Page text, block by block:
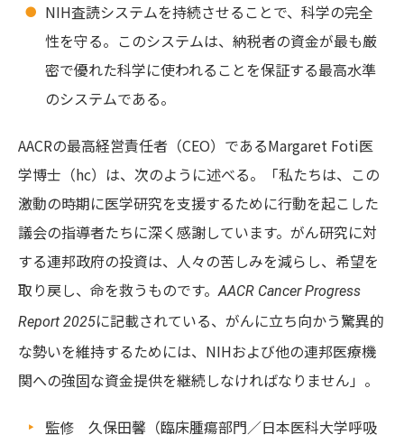
NIH査読システムを持続させることで、科学の完全
性を守る。このシステムは、納税者の資金が最も厳
密で優れた科学に使われることを保証する最高水準
のシステムである。
AACRの最高経営責任者（CEO）であるMargaret Foti医
学博士（hc）は、次のように述べる。「私たちは、この
激動の時期に医学研究を支援するために行動を起こした
議会の指導者たちに深く感謝しています。がん研究に対
する連邦政府の投資は、人々の苦しみを減らし、希望を
取り戻し、命を救うものです。AACR Cancer Progress
Report 2025に記載されている、がんに立ち向かう驚異的
な勢いを維持するためには、NIHおよび他の連邦医療機
関への強固な資金提供を継続しなければなりません」。
監修 久保田馨（臨床腫瘍部門／日本医科大学呼吸